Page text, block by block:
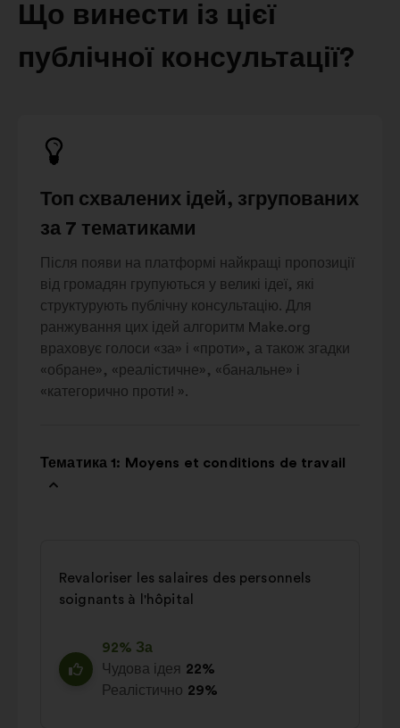
Що винести із цієї
публічної консультації?
Топ схвалених ідей, згрупованих
за 7 тематиками
Після появи на платформі найкращі пропозиції
від громадян групуються у великі ідеї, які
структурують публічну консультацію. Для
ранжування цих ідей алгоритм Make.org
враховує голоси «за» і «проти», а також згадки
«обране», «реалістичне», «банальне» і
«категорично проти! ».
Тематика 1: Moyens et conditions de travail
Revaloriser les salaires des personnels
soignants à l'hôpital
92% За
Чудова ідея 22%
Реалістично 29%